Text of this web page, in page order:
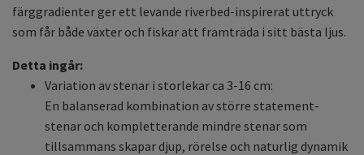
färggradienter ger ett levande riverbed-inspirerat uttryck
som får både växter och fiskar att framträda i sitt bästa ljus.
Detta ingår:
Variation av stenar i storlekar ca 3-16 cm:
En balanserad kombination av större statement-
stenar och kompletterande mindre stenar som
tillsammans skapar djup, rörelse och naturlig dynamik